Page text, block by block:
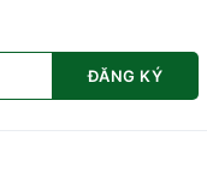
ĐĂNG KÝ